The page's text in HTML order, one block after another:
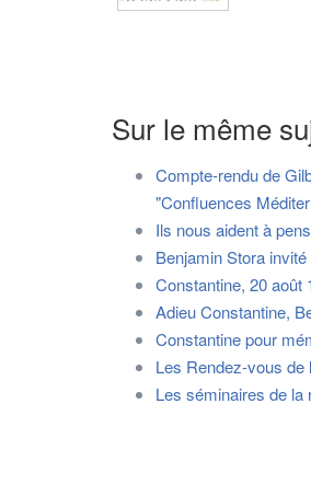
Sur le même
Compte-rendu de
"Confluences
Ils nous aident à
Benjamin Stora
Constantine, 20 août
Adieu Constantine,
Constantine pour
Les Rendez-vous de
Les séminaires de la